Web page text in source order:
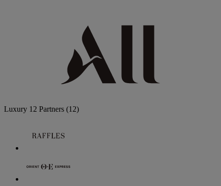
Luxury 12 Partners (12)